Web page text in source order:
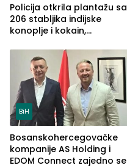
Policija otkrila plantažu sa
206 stabljika indijske
konoplje i kokain,
(FOTO)
BiH
Bosanskohercegovačke
kompanije AS Holding i
EDOM Connect zajedno se